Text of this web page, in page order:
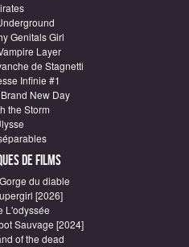
Genitals Girl
Layer
de Stagnetti
Infinie #1
New Day
the Storm
de Films
du diable
[2026]
L'odyssée
Sauvage [2024]
of the dead